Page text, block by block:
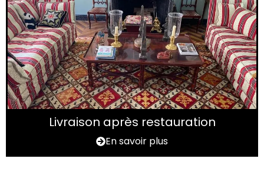
Livraison après restauration
En savoir plus